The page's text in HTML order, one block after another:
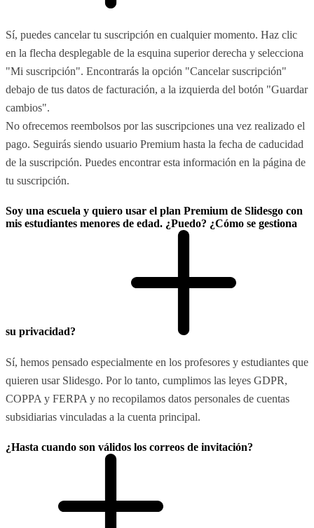
Sí, puedes cancelar tu suscripción en cualquier momento. Haz clic
en la flecha desplegable de la esquina superior derecha y selecciona
"Mi suscripción". Encontrarás la opción "Cancelar suscripción"
debajo de tus datos de facturación, a la izquierda del botón "Guardar
cambios".
No ofrecemos reembolsos por las suscripciones una vez realizado el
pago. Seguirás siendo usuario Premium hasta la fecha de caducidad
de la suscripción. Puedes encontrar esta información en la página de
tu suscripción.
Soy una escuela y quiero usar el plan Premium de Slidesgo con
mis estudiantes menores de edad. ¿Puedo? ¿Cómo se gestiona
su privacidad?
Sí, hemos pensado especialmente en los profesores y estudiantes que
quieren usar Slidesgo. Por lo tanto, cumplimos las leyes GDPR,
COPPA y FERPA y no recopilamos datos personales de cuentas
subsidiarias vinculadas a la cuenta principal.
¿Hasta cuando son válidos los correos de invitación?